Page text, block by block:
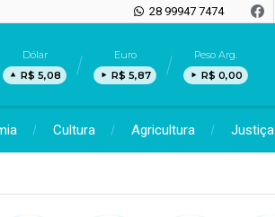
28 99947 7474
Dólar
R$ 5,08
Euro
R$ 5,87
Peso Arg.
R$ 0,00
Cultura Agricultura Justiça